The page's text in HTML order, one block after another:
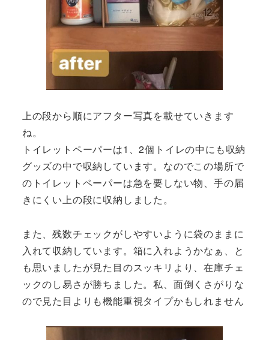
上の段から順にアフター写真を載せていきます
ね。
トイレットペーパーは1、2個トイレの中にも収納
グッズの中で収納しています。なのでこの場所で
のトイレットペーパーは急を要しない物、手の届
きにくい上の段に収納しました。
また、残数チェックがしやすいように袋のままに
入れて収納しています。箱に入れようかなぁ、と
も思いましたが見た目のスッキリより、在庫チェ
ックのし易さが勝ちました。私、面倒くさがりな
ので見た目よりも機能重視タイプかもしれません